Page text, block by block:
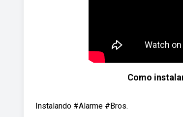
Como
Instalando #Alarme #Bros.